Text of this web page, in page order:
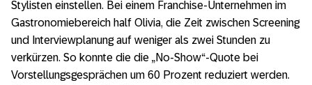
Stylisten einstellen. Bei einem Franchise-Unternehmen im
Gastronomiebereich half Olivia, die Zeit zwischen Screening
und Interviewplanung auf weniger als zwei Stunden zu
verkürzen. So konnte die die „No-Show“-Quote bei
Vorstellungsgesprächen um 60 Prozent reduziert werden.